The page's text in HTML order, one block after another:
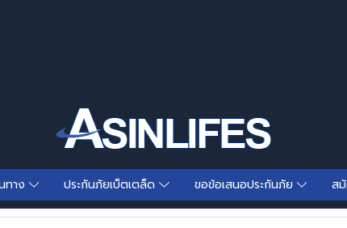
ทาง ประกันภัยเบ็ตเตล็ด ขอข้อเสนอประกันภัย ส